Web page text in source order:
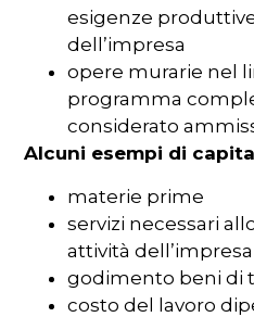
esigenze
dell’impresa
opere murarie nel
programma
considerato
Alcuni esempi di
materie prime
servizi necessari
attività dell’impresa
godimento beni di
costo del lavoro